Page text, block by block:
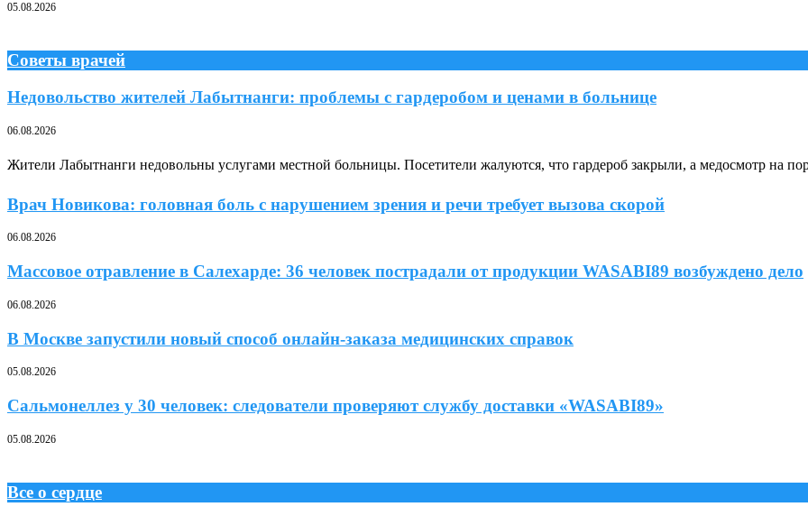
05.08.2026
Советы врачей
Недовольство жителей Лабытнанги: проблемы с гардеробом и ценами в больнице
06.08.2026
Жители Лабытнанги недовольны услугами местной больницы. Посетители жалуются, что гардероб закрыли, а медосмотр на
Врач Новикова: головная боль с нарушением зрения и речи требует вызова скорой
06.08.2026
Массовое отравление в Салехарде: 36 человек пострадали от продукции WASABI89 возбуждено дело
06.08.2026
В Москве запустили новый способ онлайн-заказа медицинских справок
05.08.2026
Сальмонеллез у 30 человек: следователи проверяют службу доставки «WASABI89»
05.08.2026
Все о сердце